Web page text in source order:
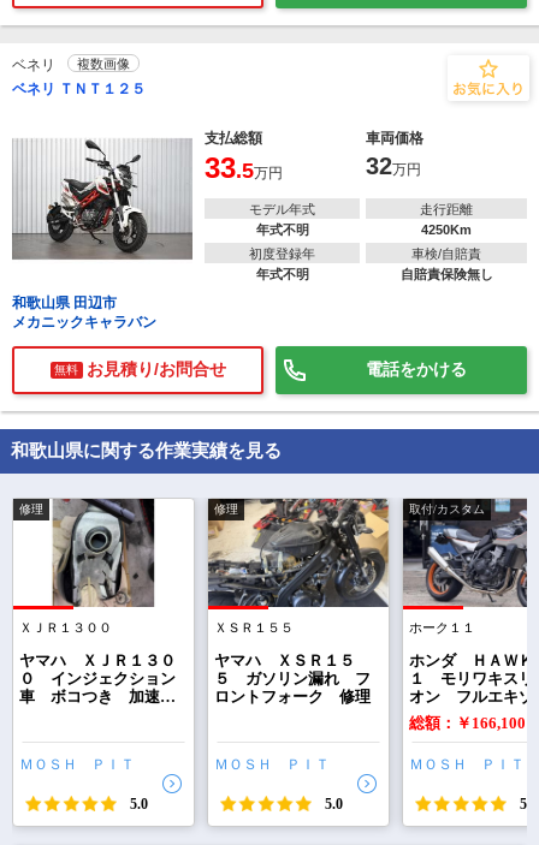
ベネリ 複数画像
ベネリ ＴＮＴ１２５
支払総額 車両価格
33.5万円 32万円
モデル年式
年式不明
走行距離
4250Km
初度登録年
年式不明
車検/自賠責
自賠責保険無し
和歌山県 田辺市
メカニックキャラバン
無料 お見積り/お問合せ 電話をかける
和歌山県に関する作業実績を見る
修理
ＸＪＲ１３００
ヤマハ ＸＪＲ１３０
０ インジェクション
車 ボコつき 加速不
ＭＯＳＨ ＰＩＴ
5.0
修理
ＸＳＲ１５５
ヤマハ ＸＳＲ１５
５ ガソリン漏れ フ
ロントフォーク 修理
ＭＯＳＨ ＰＩＴ
5.0
取付/カスタム
ホーク１１
ホンダ ＨＡＷＫ
１ モリワキスリ
オン フルエキゾ
トマフラー商品化
総額：￥166,100
ＭＯＳＨ ＰＩＴ
5.0
相場をチェック！
車種選択するだけ、かんたん相場検索
まずはメーカーを選択する
車種